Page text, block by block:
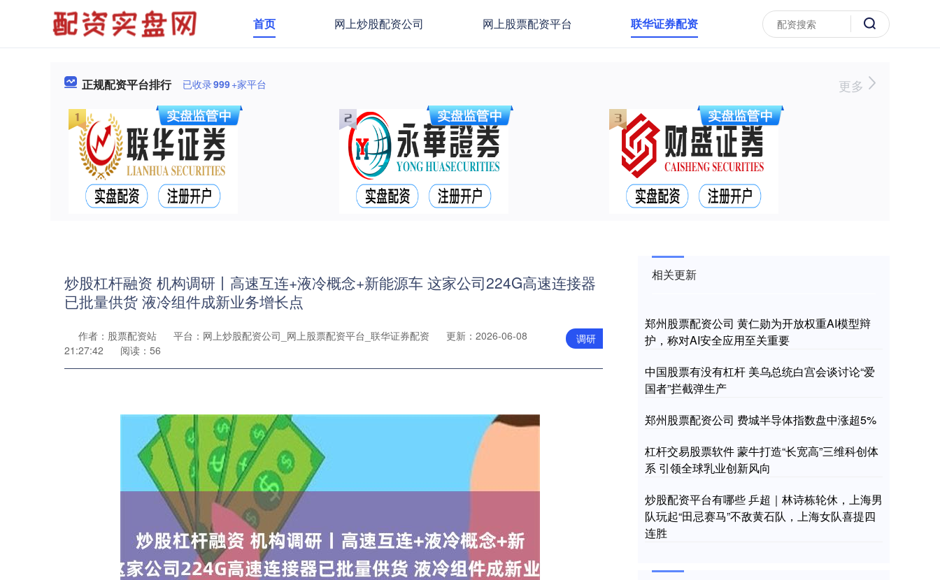
首页 网上炒股配资公司 网上股票配资平台 联华证券配资
正规配资平台排行 已收录999+家平台 更多
炒股杠杆融资 机构调研丨高速互连+液冷概念+新能源车 这家公司224G高速连接器
已批量供货 液冷组件成新业务增长点
调研
作者：股票配资站 平台：网上炒股配资公司_网上股票配资平台_联华证券配资
更新：2026-06-08
21:27:42
阅读：56
相关更新
郑州股票配资公司 黄仁勋为开放权重AI模型辩
护，称对AI安全应用至关重要
中国股票有没有杠杆 美乌总统白宫会谈讨论“爱
国者”拦截弹生产
郑州股票配资公司 费城半导体指数盘中涨超5%
杠杆交易股票软件 蒙牛打造“长宽高”三维科创体
系 引领全球乳业创新风向
炒股配资平台有哪些 乒超｜林诗栋轮休，上海男
队玩起“田忌赛马”不敌黄石队，上海女队喜提四
连胜